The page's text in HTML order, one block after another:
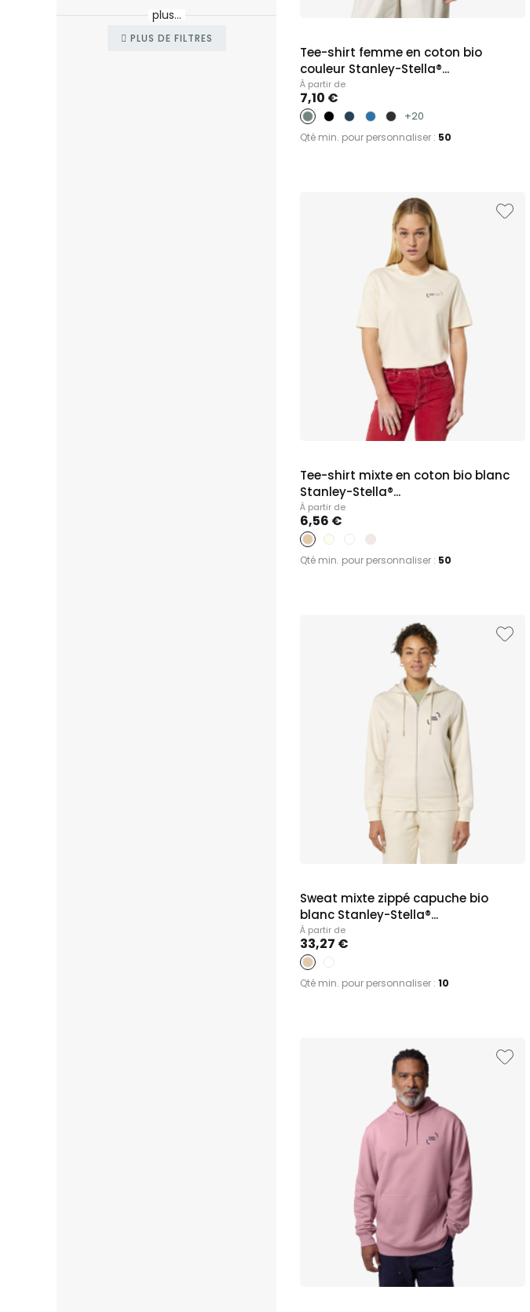
Restaurant & hôtel
Sapeurs Pompiers
plus...
PLUS DE FILTRES
Tee-shirt femme en coton bio
couleur Stanley-Stella®...
À partir de
7,10 €
+20
Qté min. pour personnaliser : 50
Tee-shirt mixte en coton bio blanc
Stanley-Stella®...
À partir de
6,56 €
Qté min. pour personnaliser : 50
Sweat mixte zippé capuche bio
blanc Stanley-Stella®...
À partir de
33,27 €
Qté min. pour personnaliser : 10